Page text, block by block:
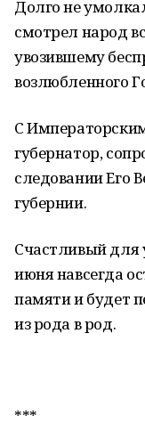
Долго не
смотрел народ
увозившему
возлюбленного
С
губернатор,
следовании Его
губернии.
Счастливый для
июня навсегда
памяти и будет
из рода в род.
***